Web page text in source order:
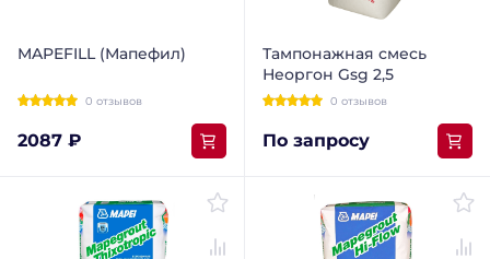
MAPEFILL (Мапефил)
0 отзывов
2087 ₽
Тампонажная смесь
Неоргон Gsg 2,5
0 отзывов
По запросу